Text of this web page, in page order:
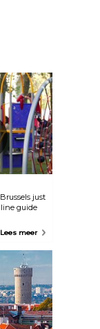
just
guide
Lees meer